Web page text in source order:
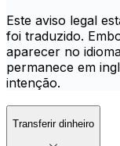
Este aviso legal
foi traduzido.
aparecer no
permanece em
intenção.
Transferir dinheiro